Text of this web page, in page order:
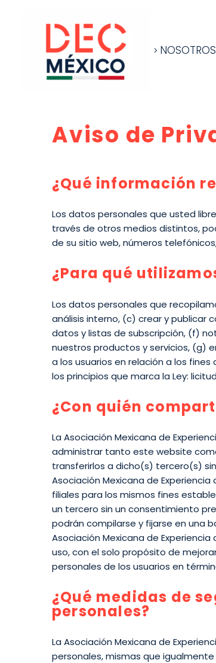
NOSOTROS
Aviso de
¿Qué información
Los datos personales que usted
través de otros medios distintos,
de su sitio web, números
¿Para qué
Los datos personales que
análisis interno, (c) crear y publicar
datos y listas de subscripción, (f)
nuestros productos y servicios, (g)
a los usuarios en relación a los
los principios que marca la Ley:
¿Con quién
La Asociación Mexicana de
administrar tanto este website
transferirlos a dicho(s) tercero(s)
Asociación Mexicana de
filiales para los mismos fines
un tercero sin un consentimiento
podrán compilarse y fijarse en una
Asociación Mexicana de
uso, con el solo propósito de
personales de los usuarios en
¿Qué medidas de
personales?
La Asociación Mexicana de
personales, mismas que